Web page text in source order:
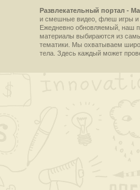
Развлекательный портал -
и смешные видео, флеш игры и
Ежедневно обновляемый, наш
материалы выбираются из
тематики. Мы охватываем
тела. Здесь каждый может